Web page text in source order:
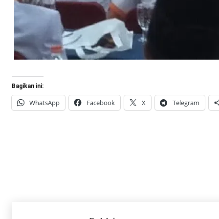
Bagikan ini:
WhatsApp Facebook X Telegram